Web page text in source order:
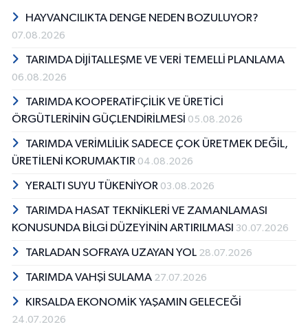
HAYVANCILIKTA DENGE NEDEN BOZULUYOR?
07.08.2026
TARIMDA DİJİTALLEŞME VE VERİ TEMELLİ PLANLAMA
06.08.2026
TARIMDA KOOPERATİFÇİLİK VE ÜRETİCİ
ÖRGÜTLERİNİN GÜÇLENDİRİLMESİ 05.08.2026
TARIMDA VERİMLİLİK SADECE ÇOK ÜRETMEK DEĞİL,
ÜRETİLENİ KORUMAKTIR 04.08.2026
YERALTI SUYU TÜKENİYOR 03.08.2026
TARIMDA HASAT TEKNİKLERİ VE ZAMANLAMASI
KONUSUNDA BİLGİ DÜZEYİNİN ARTIRILMASI 30.07.2026
TARLADAN SOFRAYA UZAYAN YOL 28.07.2026
TARIMDA VAHŞİ SULAMA 27.07.2026
KIRSALDA EKONOMİK YAŞAMIN GELECEĞİ
24.07.2026